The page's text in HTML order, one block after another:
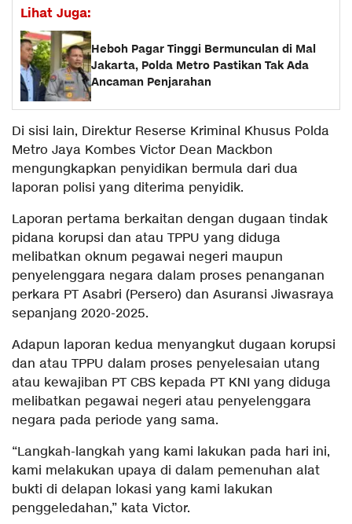
Lihat Juga:
Heboh Pagar Tinggi Bermunculan di Mal
Jakarta, Polda Metro Pastikan Tak Ada
Ancaman Penjarahan
Di sisi lain, Direktur Reserse Kriminal Khusus Polda
Metro Jaya Kombes Victor Dean Mackbon
mengungkapkan penyidikan bermula dari dua
laporan polisi yang diterima penyidik.
Laporan pertama berkaitan dengan dugaan tindak
pidana korupsi dan atau TPPU yang diduga
melibatkan oknum pegawai negeri maupun
penyelenggara negara dalam proses penanganan
perkara PT Asabri (Persero) dan Asuransi Jiwasraya
sepanjang 2020-2025.
Adapun laporan kedua menyangkut dugaan korupsi
dan atau TPPU dalam proses penyelesaian utang
atau kewajiban PT CBS kepada PT KNI yang diduga
melibatkan pegawai negeri atau penyelenggara
negara pada periode yang sama.
“Langkah-langkah yang kami lakukan pada hari ini,
kami melakukan upaya di dalam pemenuhan alat
bukti di delapan lokasi yang kami lakukan
penggeledahan,” kata Victor.